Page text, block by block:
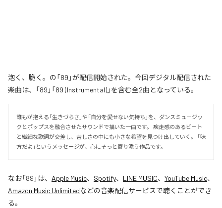
泡く、脆く。の「89」が配信開始された。今回デジタル配信された
楽曲は、「89」「89 (Instrumental)」を含む全2曲となっている。
誰もが抱える「生きづらさ」や「自分を愛せない気持ち」を、ダンスミュージッ
クとポップスを融合させたサウンドで描いた一曲です。 疾走感のあるビート
と繊細な歌詞が交差し、苦しさの中にも小さな希望を見つけ出していく。 「味
方だよ」というメッセージが、心にそっと寄り添う作品です。
なお「89 」は、 Apple Music、 Spotify、 LINE MUSIC、 YouTube Music、
Amazon Music Unlimitedなどの音楽配信サービスで聴くことができ
る。